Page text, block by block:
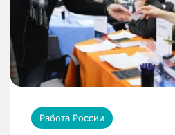
Работа России